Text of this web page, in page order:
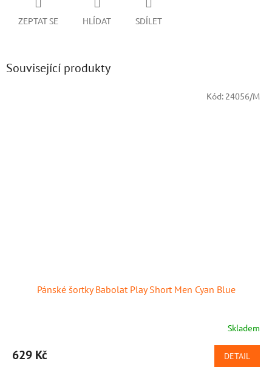
ZEPTAT SE HLÍDAT SDÍLET
Související produkty
Pánské šortky Babolat Play Short Men Cyan Blue
Skladem
629 Kč DETAIL
Kód: 24056/M